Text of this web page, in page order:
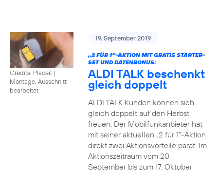
Credits: Placeit |
Montage, Ausschnitt
bearbeitet
19. September 2019
„2 FÜR 1“-AKTION MIT GRATIS STARTER-
SET UND DATENBONUS:
ALDI TALK beschenkt
gleich doppelt
ALDI TALK Kunden können sich
gleich doppelt auf den Herbst
freuen. Der Mobilfunkanbieter hat
mit seiner aktuellen „2 für 1“-Aktion
direkt zwei Aktionsvorteile parat. Im
Aktionszeitraum vom 20.
September bis zum 17. Oktober